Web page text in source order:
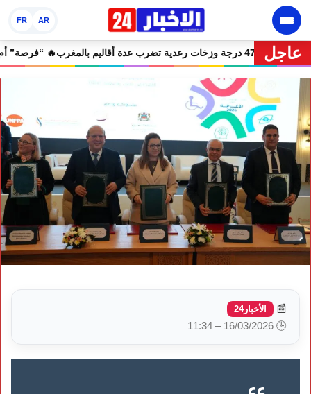
AR
FR
عاجل
🔥 نشرة إنذارية.. موجة حر تصل إلى 47 درجة وزخات رعدية تضرب عدة أقاليم بالمغرب
📰 الأخبار24
🕒 16/03/2026 – 11:34